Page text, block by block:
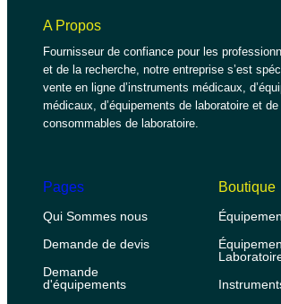
A Propos
Fournisseur de confiance pour les
et de la recherche, notre entreprise s’est
vente en ligne d’instruments médicaux,
médicaux, d’équipements de laboratoire et de
consommables de laboratoire.
Pages
Qui Sommes nous
Demande de devis
Demande
d'équipements
Boutique